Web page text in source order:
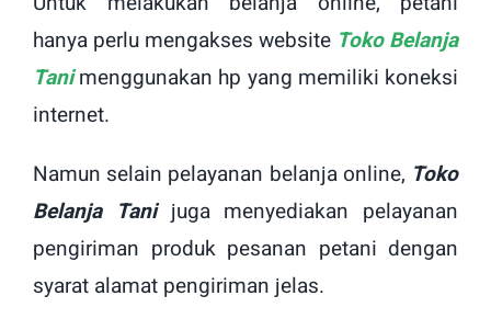
hanya perlu mengakses website Toko Belanja
Tanimenggunakan hp yang memiliki koneksi
internet.
Namun selain pelayanan belanja online, Toko
Belanja Tani juga menyediakan pelayanan
pengiriman produk pesanan petani dengan
syarat alamat pengiriman jelas.